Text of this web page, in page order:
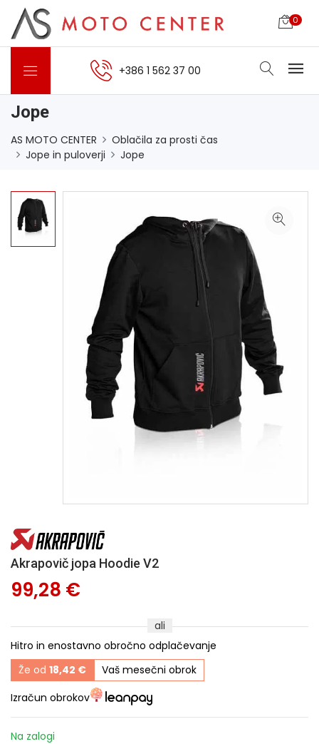
0
+386 1 562 37 00
Jope
AS MOTO CENTER
Oblačila za prosti čas
Jope in puloverji
Jope
Akrapovič jopa Hoodie V2
99,28 €
ali
Hitro in enostavno obročno odplačevanje
Že od 18,42 €
Vaš mesečni obrok
Izračun obrokov
Na zalogi